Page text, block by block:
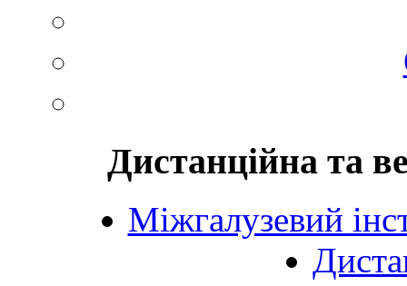
Дистанційна та
Міжгалузевий